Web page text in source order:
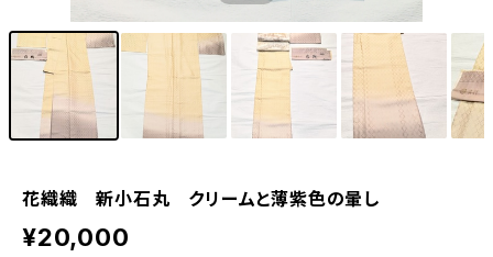
花織織 新小石丸 クリームと薄紫色の暈し
¥20,000